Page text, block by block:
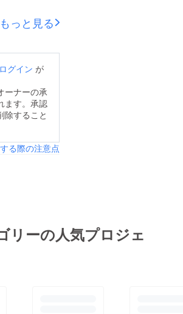
２日となって
。鳩時計（鳩
スや新築のお
越し祝い等贈
ても喜ばれる
す。 残り時
いですが引き
援・ご協力の
しくお願いし
【集合住宅】
法においては
と呼ぶかもし
。6棟セット
かに贈るもよ
分譲）、仲の
でお金を出し
よし（共同名
時計に関す
着込めばそん
ないというの
素材につい
焼で作製した
のはお伝えし
、実はこの
術ですよね。
あたたかみの
なるかもしれ
もっと見る
ログイン が
ーナーの承
ます。承認
除すること
る際の注意点
リーの人気プロジェ